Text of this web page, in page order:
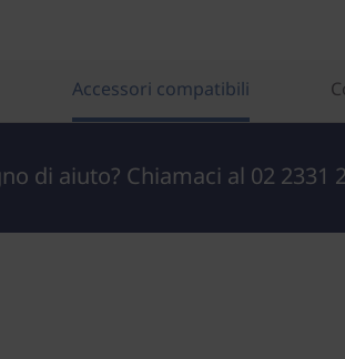
Accessori compatibili
di aiuto? Chiamaci al 02 2331